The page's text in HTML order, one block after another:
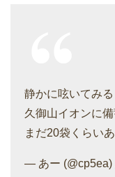
静かに呟いてみる
久御山イオンに
まだ20袋くらい
— あー (@cp5ea)